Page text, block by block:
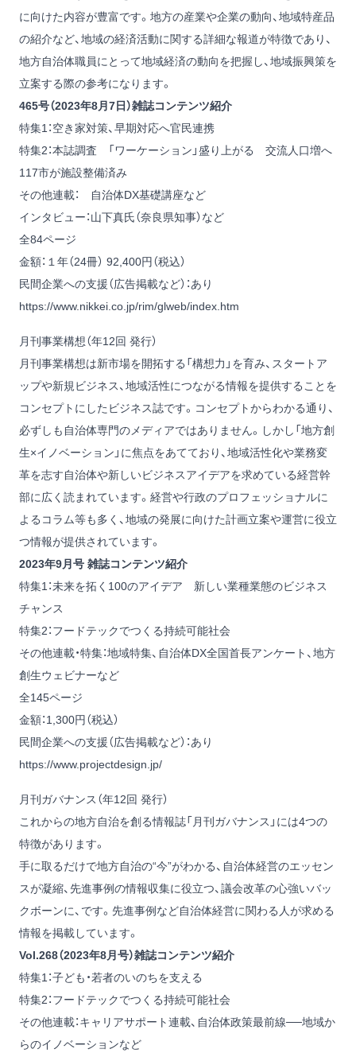
に向けた内容が豊富です。地方の産業や企業の動向、地域特産品
の紹介など、地域の経済活動に関する詳細な報道が特徴であり、
地方自治体職員にとって地域経済の動向を把握し、地域振興策を
立案する際の参考になります。
465号（2023年8月7日）雑誌コンテンツ紹介
特集1：空き家対策、早期対応へ官民連携
特集2：本誌調査 「ワーケーション」盛り上がる 交流人口増へ
117市が施設整備済み
その他連載： 自治体DX基礎講座など
インタビュー：山下真氏（奈良県知事）など
全84ページ
金額：１年（24冊） 92,400円（税込）
民間企業への支援（広告掲載など）：あり
https://www.nikkei.co.jp/rim/glweb/index.htm
月刊事業構想（年12回 発行）
月刊事業構想は新市場を開拓する「構想力」を育み、スタートア
ップや新規ビジネス、地域活性につながる情報を提供することを
コンセプトにしたビジネス誌です。コンセプトからわかる通り、
必ずしも自治体専門のメディアではありません。しかし「地方創
生×イノベーション」に焦点をあてており、地域活性化や業務変
革を志す自治体や新しいビジネスアイデアを求めている経営幹
部に広く読まれています。経営や行政のプロフェッショナルに
よるコラム等も多く、地域の発展に向けた計画立案や運営に役立
つ情報が提供されています。
2023年9月号 雑誌コンテンツ紹介
特集1：未来を拓く100のアイデア 新しい業種業態のビジネス
チャンス
特集2：フードテックでつくる持続可能社会
その他連載・特集：地域特集、自治体DX全国首長アンケート、地方
創生ウェビナーなど
全145ページ
金額：1,300円（税込）
民間企業への支援（広告掲載など）：あり
https://www.projectdesign.jp/
月刊ガバナンス（年12回 発行）
これからの地方自治を創る情報誌「月刊ガバナンス」には4つの
特徴があります。
手に取るだけで地方自治の“今”がわかる、自治体経営のエッセン
スが凝縮、先進事例の情報収集に役立つ、議会改革の心強いバッ
クボーンに、です。先進事例など自治体経営に関わる人が求める
情報を掲載しています。
Vol.268（2023年8月号）雑誌コンテンツ紹介
特集1：子ども・若者のいのちを支える
特集2：フードテックでつくる持続可能社会
その他連載：キャリアサポート連載、自治体政策最前線──地域か
らのイノベーションなど